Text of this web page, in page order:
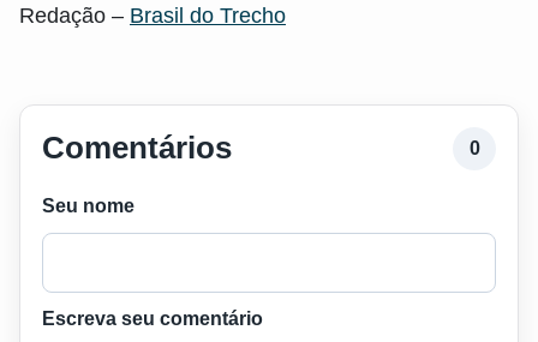
Redação – Brasil do Trecho
Comentários 0
Seu nome
Escreva seu comentário